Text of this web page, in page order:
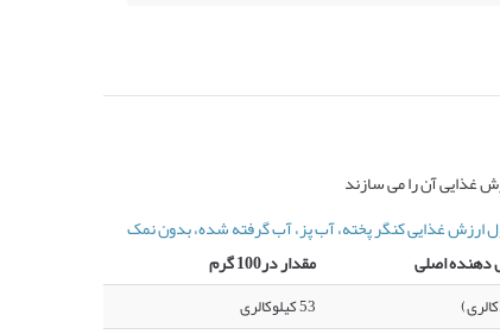
غذایی آن را می سازند
ارزش غذایی کنگر پخته، آب پز، آب گرفته شده، بدون نمک
اصلی
مقدار در100 گرم
53 کیلوکالری